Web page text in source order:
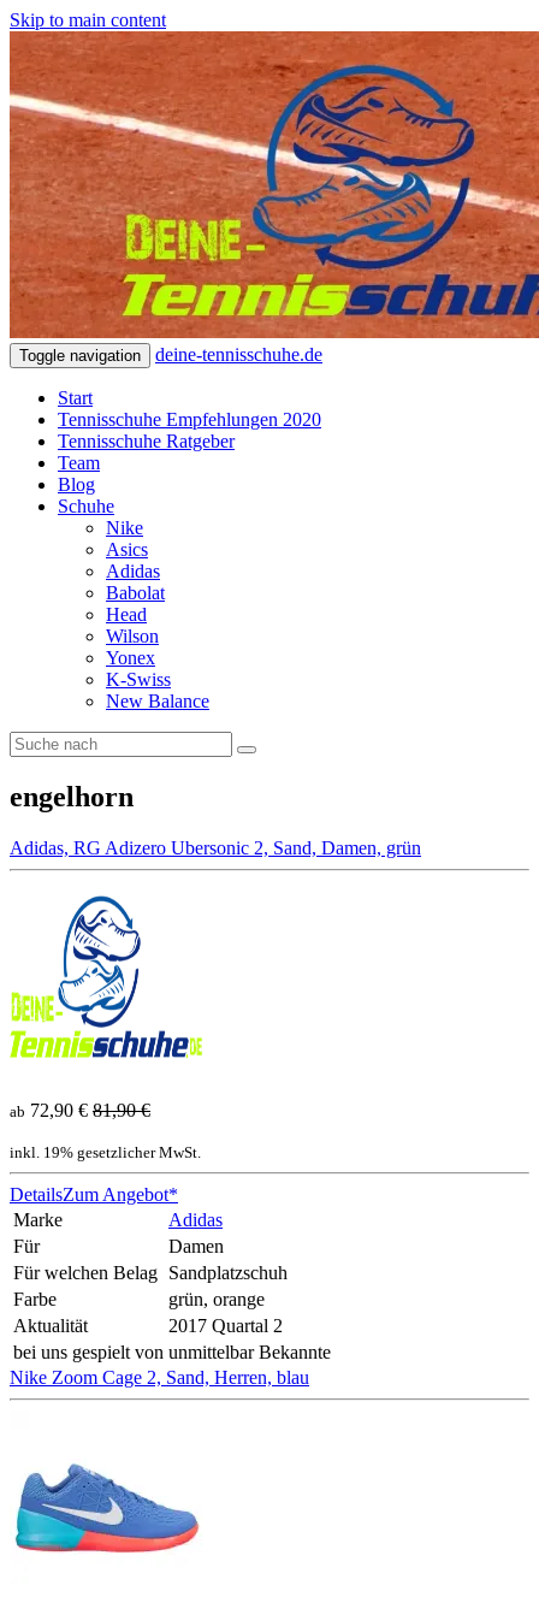
Skip to main content
Toggle navigation deine-tennisschuhe.de
Start
Tennisschuhe Empfehlungen 2020
Tennisschuhe Ratgeber
Team
Blog
Schuhe
Nike
Asics
Adidas
Babolat
Head
Wilson
Yonex
K-Swiss
New Balance
engelhorn
Adidas, RG Adizero Ubersonic 2, Sand, Damen, grün
ab 72,90 € 81,90 €
inkl. 19% gesetzlicher MwSt.
DetailsZum Angebot*
Marke
Adidas
Für
Damen
Für welchen Belag Sandplatzschuh
Farbe
grün, orange
Aktualität
2017 Quartal 2
bei uns gespielt von unmittelbar Bekannte
Nike Zoom Cage 2, Sand, Herren, blau